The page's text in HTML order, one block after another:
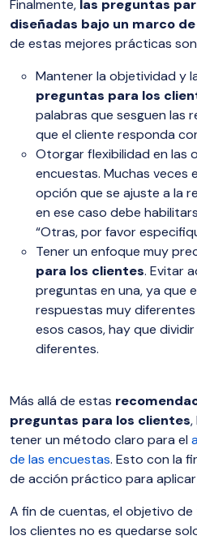
Finalmente, las preguntas
diseñadas bajo un marco
de estas mejores prácticas
Mantener la objetividad y
preguntas para los
palabras que sesguen las
que el cliente responda
Otorgar flexibilidad en las
encuestas. Muchas veces
opción que se ajuste a la
en ese caso debe
“Otras, por favor
Tener un enfoque muy
para los clientes. Evitar
preguntas en una, ya que
respuestas muy
esos casos, hay que
diferentes.
Más allá de estas
preguntas para los clientes,
tener un método claro para el
de las encuestas. Esto con la
de acción práctico para aplicar
A fin de cuentas, el objetivo
los clientes no es quedarse